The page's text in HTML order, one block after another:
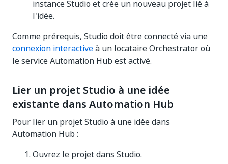
instance Studio et crée un nouveau projet lié à
l'idée.
Comme prérequis, Studio doit être connecté via une
connexion interactiveà un locataire Orchestrator où
le service Automation Hub est activé.
Lier un projet Studio à une idée
existante dans Automation Hub
Pour lier un projet Studio à une idée dans
Automation Hub :
Ouvrez le projet dans Studio.